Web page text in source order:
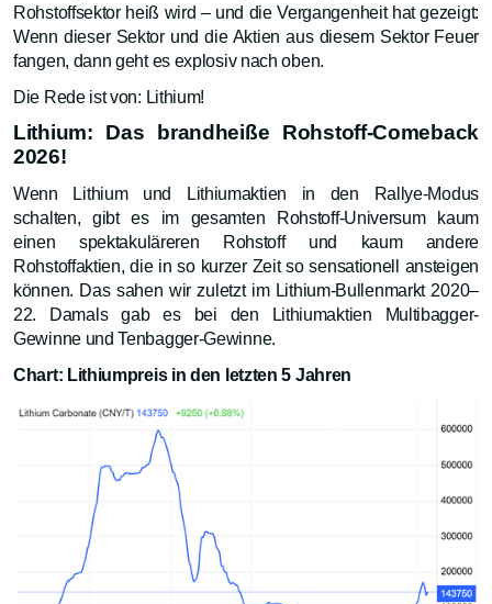
Rohstoffsektor heiß wird – und die Vergangenheit hat gezeigt:
Wenn dieser Sektor und die Aktien aus diesem Sektor Feuer
fangen, dann geht es explosiv nach oben.
Die Rede ist von: Lithium!
Lithium: Das brandheiße Rohstoff-Comeback
2026!
Wenn Lithium und Lithiumaktien in den Rallye-Modus
schalten, gibt es im gesamten Rohstoff-Universum kaum
einen spektakuläreren Rohstoff und kaum andere
Rohstoffaktien, die in so kurzer Zeit so sensationell ansteigen
können. Das sahen wir zuletzt im Lithium-Bullenmarkt 2020–
22. Damals gab es bei den Lithiumaktien Multibagger-
Gewinne und Tenbagger-Gewinne.
Chart: Lithiumpreis in den letzten 5 Jahren